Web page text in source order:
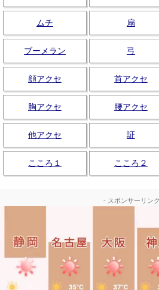
ムチ 扇
ブーメラン 弓
顔アクセ 首アクセ
胸アクセ 腰アクセ
他アクセ 証
こころ１ こころ２
- スポンサーリン